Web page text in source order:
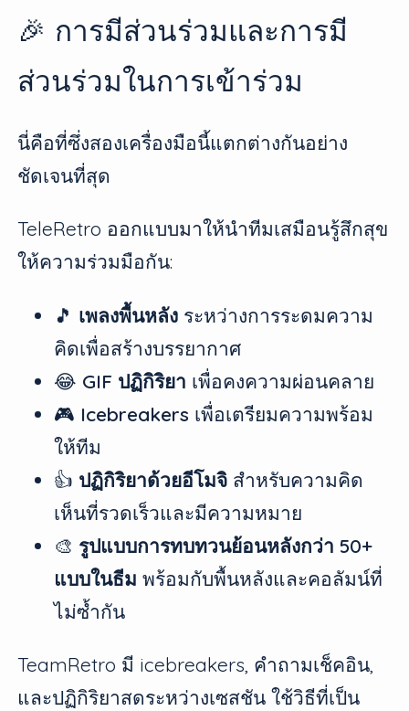
🎉 การมีส่วนร่วมและการมี
ส่วนร่วมในการเข้าร่วม
นี่คือที่ซึ่งสองเครื่องมือนี้แตกต่างกันอย่าง
ชัดเจนที่สุด
TeleRetro ออกแบบมาให้นำทีมเสมือนรู้สึกสุข
ให้ความร่วมมือกัน:
🎵 เพลงพื้นหลัง ระหว่างการระดมความ
คิดเพื่อสร้างบรรยากาศ
😂 GIF ปฏิกิริยา เพื่อคงความผ่อนคลาย
🎮 Icebreakers เพื่อเตรียมความพร้อม
ให้ทีม
👍 ปฏิกิริยาด้วยอีโมจิ สำหรับความคิด
เห็นที่รวดเร็วและมีความหมาย
🎨 รูปแบบการทบทวนย้อนหลังกว่า 50+
แบบในธีม พร้อมกับพื้นหลังและคอลัมน์ที่
ไม่ซ้ำกัน
TeamRetro มี icebreakers, คำถามเช็คอิน,
และปฏิกิริยาสดระหว่างเซสชัน ใช้วิธีที่เป็น